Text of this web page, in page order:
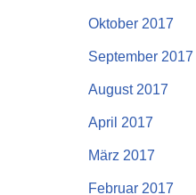
Oktober 2017
September 2017
August 2017
April 2017
März 2017
Februar 2017